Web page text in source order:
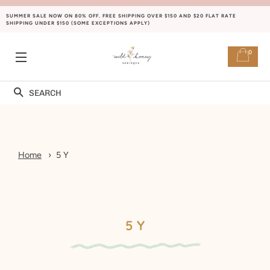
SUMMER SALE NOW ON 80% OFF. FREE SHIPPING OVER $150 AND $20 FLAT RATE
SHIPPING UNDER $150 (SOME EXCEPTIONS APPLY)
Rechercher
0
Home 5 Y
5 Y